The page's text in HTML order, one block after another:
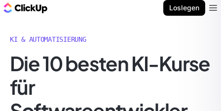
Loslegen
KI & AUTOMATISIERUNG
Die 10 besten KI-Kurse
für